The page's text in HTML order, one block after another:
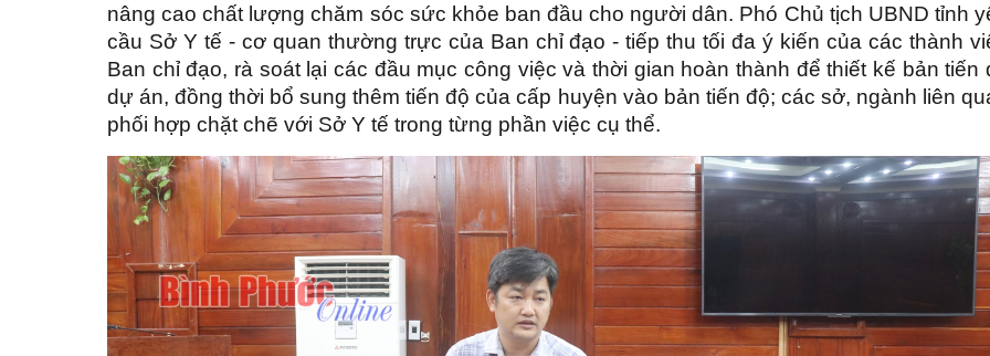
nâng cao chất lượng chăm sóc sức khỏe ban đầu cho người dân. Phó Chủ tịch UBND tỉnh
cầu Sở Y tế - cơ quan thường trực của Ban chỉ đạo - tiếp thu tối đa ý kiến của các thành
Ban chỉ đạo, rà soát lại các đầu mục công việc và thời gian hoàn thành để thiết kế bản tiến
dự án, đồng thời bổ sung thêm tiến độ của cấp huyện vào bản tiến độ; các sở, ngành liên
phối hợp chặt chẽ với Sở Y tế trong từng phần việc cụ thể.